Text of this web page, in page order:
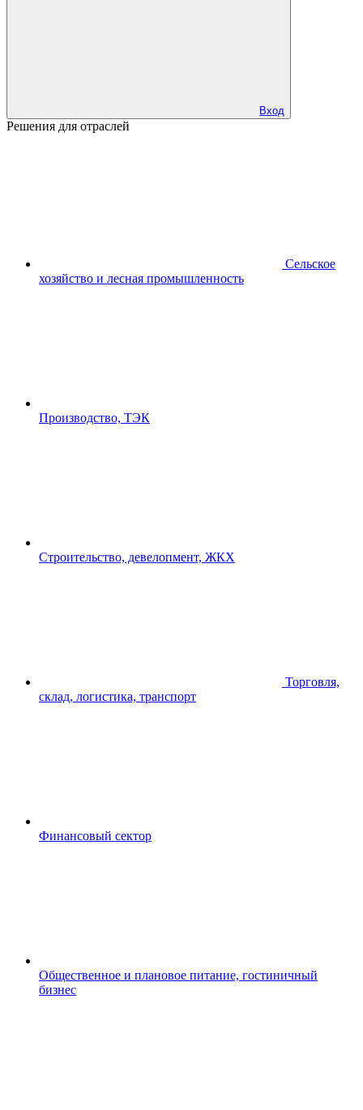
Вход
Решения для отраслей
Сельское
хозяйство и лесная промышленность
Производство, ТЭК
Строительство, девелопмент, ЖКХ
Торговля,
склад, логистика, транспорт
Финансовый сектор
Общественное и плановое питание, гостиничный
бизнес